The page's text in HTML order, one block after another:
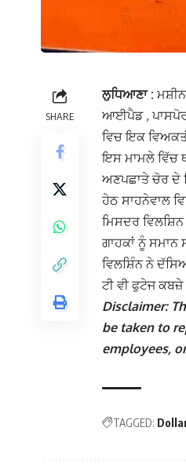
SHARE
ਲੁਧਿਆਣਾ :
ਆਈਪੈਡ ,
ਵਿਚ ਇਕ
ਇਸ ਮਾਮਲੇ ਵਿੱਚ
ਅਣਪਛਾਤੇ ਚੋਰ ਦੇ
ਹੇਠ ਸਾਹਨੇਵਾਲ
ਮਿਸਦਰ
ਗਾਹਕਾਂ ਨੂੰ
ਵਿਲਸ਼ਿੰਨ ਨੇ
ਟੀ ਵੀ ਫੁਟੇਜ
Disclaimer:
be taken to
employees,
TAGGED: